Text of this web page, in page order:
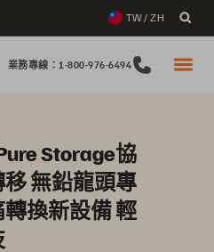
TW / ZH
業務專線：1-800-976-6494
Storage協
無鉛龍頭專
換新設備 輕